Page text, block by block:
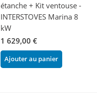
étanche + Kit ventouse -
INTERSTOVES Marina 8
kW
1 629,00 €
Ajouter au panier